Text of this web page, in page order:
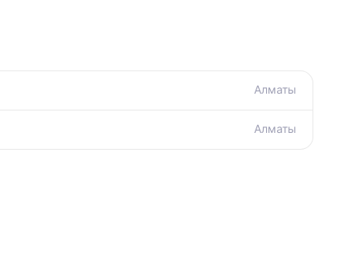
Алматы
Алматы